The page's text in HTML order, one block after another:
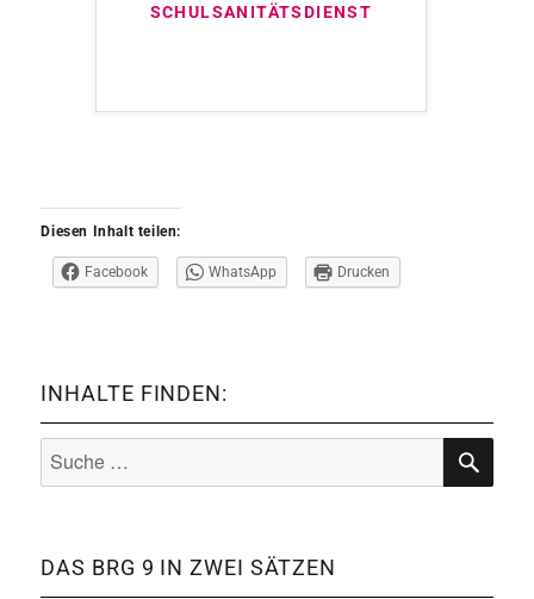
SCHULSANITÄTSDIENST
Diesen Inhalt teilen:
Facebook WhatsApp Drucken
INHALTE FINDEN:
Suche
nach:
SUCHE
DAS BRG 9 IN ZWEI SÄTZEN